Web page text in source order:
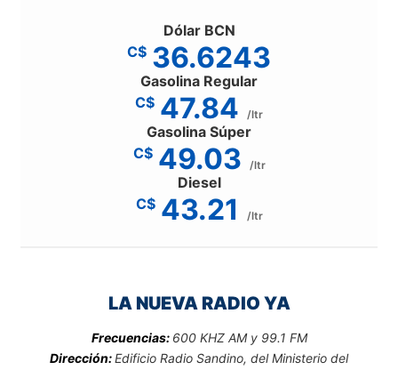
Dólar BCN
C$ 36.6243
Gasolina Regular
C$ 47.84 /ltr
Gasolina Súper
C$ 49.03 /ltr
Diesel
C$ 43.21 /ltr
LA NUEVA RADIO YA
Frecuencias: 600 KHZ AM y 99.1 FM
Dirección:Edificio Radio Sandino, del Ministerio del